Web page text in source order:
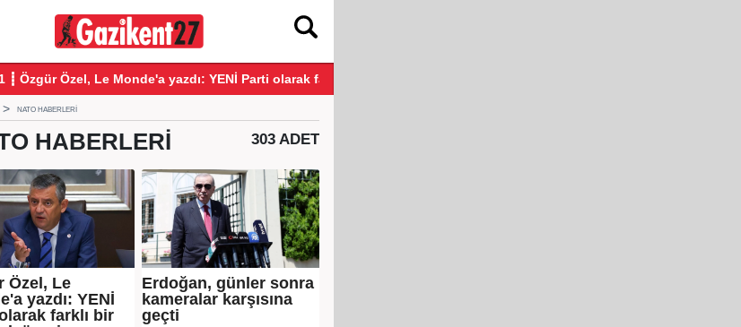
Anlaşması' imzalandı
Özgür Özel, Le Monde'a yazdı: YENİ Parti olarak farklı bir gelecek öneriyoruz14:58 ┋ İstifa sayısı 232'yi buldu, 28 ilde CHP'li başkan kalmadı!
NATO HABERLERI
HABERLERI 303 ADET
Özel, Le
yazdı: YENİ
farklı bir
Erdoğan, günler sonra
kameralar karşısına
geçti